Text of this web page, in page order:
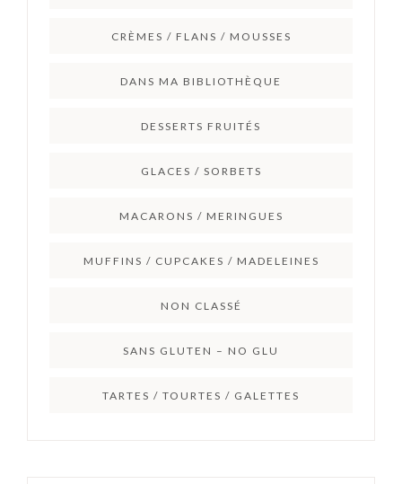
CRÈMES / FLANS / MOUSSES
DANS MA BIBLIOTHÈQUE
DESSERTS FRUITÉS
GLACES / SORBETS
MACARONS / MERINGUES
MUFFINS / CUPCAKES / MADELEINES
NON CLASSÉ
SANS GLUTEN – NO GLU
TARTES / TOURTES / GALETTES